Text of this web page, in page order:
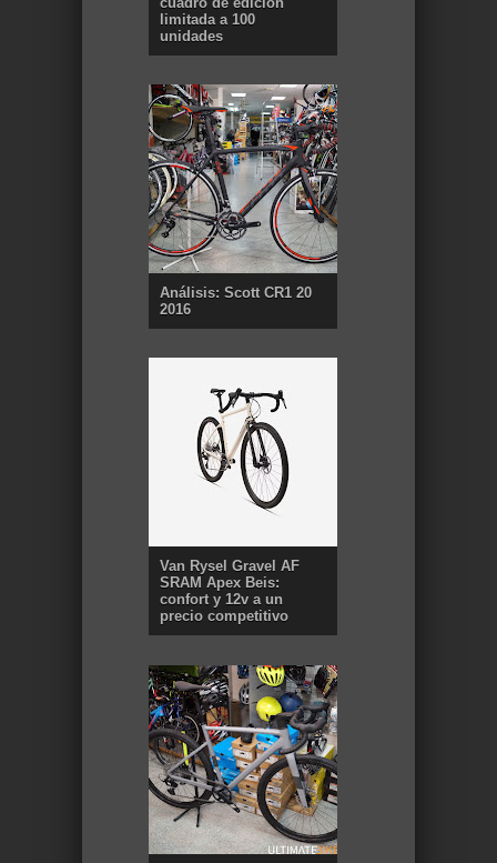
limitada a 100
unidades
Análisis: Scott CR1 20
2016
Van Rysel Gravel AF
SRAM Apex Beis:
confort y 12v a un
precio competitivo